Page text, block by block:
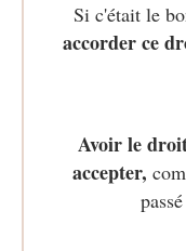
Si c'était le
accorder ce
Avoir le
accepter,